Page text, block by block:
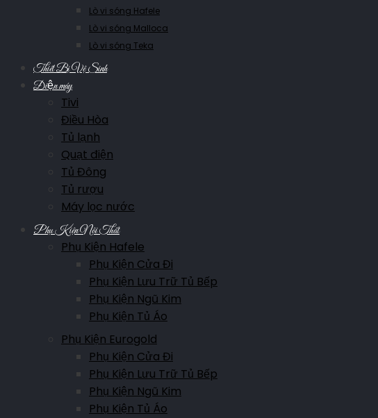
Lò vi sóng Hafele
Lò vi sóng Malloca
Lò vi sóng Teka
Thiết Bị Vệ Sinh
Điện máy
Tivi
Điều Hòa
Tủ lạnh
Quạt điện
Tủ Đông
Tủ rượu
Máy lọc nước
Phụ Kiện Nội Thất
Phụ Kiện Hafele
Phụ Kiện Cửa Đi
Phụ Kiện Lưu Trữ Tủ Bếp
Phụ Kiện Ngũ Kim
Phụ Kiện Tủ Áo
Phụ Kiện Eurogold
Phụ Kiện Cửa Đi
Phụ Kiện Lưu Trữ Tủ Bếp
Phụ Kiện Ngũ Kim
Phụ Kiện Tủ Áo